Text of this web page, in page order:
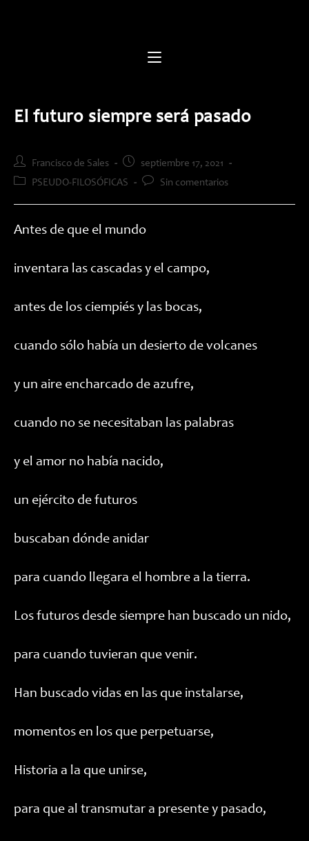
El futuro siempre será pasado
Autor
de
entrada:
Francisco de Sales
Publicación
entrada:
septiembre 17, 2021
Categoría
entrada:
PSEUDO-FILOSÓFICAS
Comentarios
Sin comentarios
Antes de que el mundo
inventara las cascadas y el campo,
antes de los ciempiés y las bocas,
cuando sólo había un desierto de volcanes
y un aire encharcado de azufre,
cuando no se necesitaban las palabras
y el amor no había nacido,
un ejército de futuros
buscaban dónde anidar
para cuando llegara el hombre a la tierra.
Los futuros desde siempre han buscado un nido,
para cuando tuvieran que venir.
Han buscado vidas en las que instalarse,
momentos en los que perpetuarse,
Historia a la que unirse,
para que al transmutar a presente y pasado,